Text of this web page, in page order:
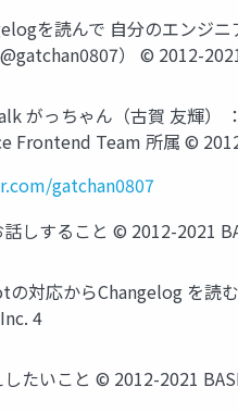
を読んで 自分のエンジ
） © 2012-
がっちゃん（古賀 友輝）
Frontend Team 所属 ©
gatchan0807
しすること © 2012-2021
対応からChangelog を読
4
たいこと © 2012-2021